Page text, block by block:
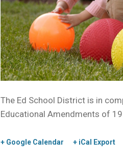
The Ed School District is in
Educational Amendments of
+ Google Calendar + iCal Export